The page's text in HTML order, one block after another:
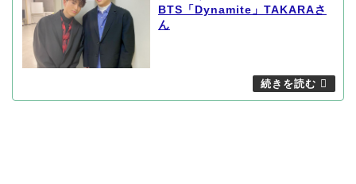
BTS「Dynamite」TAKARAさ
ん